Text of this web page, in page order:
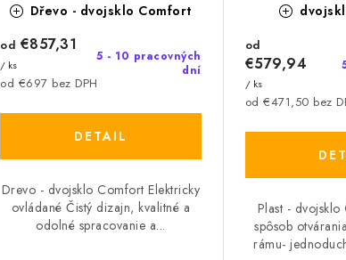
d
u
t
o
v
Dřevo - dvojsklo Comfort
5 - 10 pracovných
dní
od €697 bez DPH
od €857,31
/ ks
DETAIL
Drevo - dvojsklo Comfort Elektricky
ovládané Čistý dizajn, kvalitné a
odolné spracovanie a...
od €471,50 bez
od
€579,94
/ ks
Plast -
spôsob
rámu-